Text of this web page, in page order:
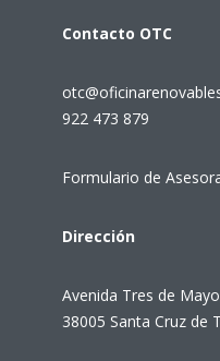
Contacto OTC
922 473 879
Formulario de
Dirección
Avenida Tres de
38005 Santa Cruz de